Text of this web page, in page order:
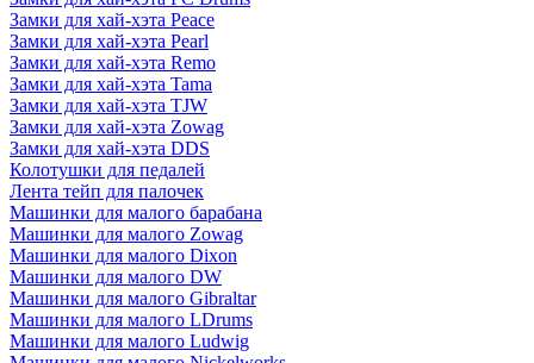
Замки для хай-хэта Peace
Замки для хай-хэта Pearl
Замки для хай-хэта Remo
Замки для хай-хэта Tama
Замки для хай-хэта TJW
Замки для хай-хэта Zowag
Замки для хай-хэта DDS
Колотушки для педалей
Лента тейп для палочек
Машинки для малого барабана
Машинки для малого Zowag
Машинки для малого Dixon
Машинки для малого DW
Машинки для малого Gibraltar
Машинки для малого LDrums
Машинки для малого Ludwig